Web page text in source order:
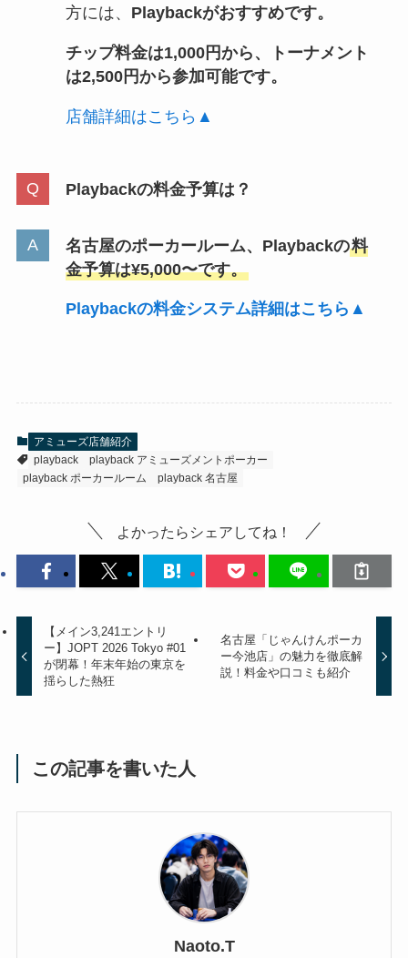
方には、 Playbackがおすすめです。
チップ料金は1,000円から、トーナメント
は2,500円から参加可能です。
店舗詳細はこちら▲
Playbackの料金予算は？
名古屋のポーカールーム、 Playbackの料
金予算は¥5,000〜です。
Playbackの料金システム詳細はこちら▲
アミューズ店舗紹介
playback
playback アミューズメントポーカー
playback ポーカールーム
playback 名古屋
よかったらシェアしてね！
【メイン3,241エントリ
ー】JOPT 2026 Tokyo #01
が閉幕！年末年始の東京を
揺らした熱狂
名古屋「じゃんけんポーカ
ー今池店」の魅力を徹底解
説！料金や口コミも紹介
この記事を書いた人
Naoto.T